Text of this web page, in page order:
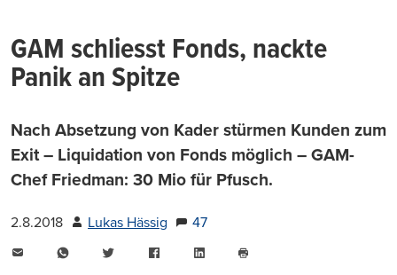
GAM schliesst Fonds, nackte
Panik an Spitze
Nach Absetzung von Kader stürmen Kunden zum
Exit – Liquidation von Fonds möglich – GAM-
Chef Friedman: 30 Mio für Pfusch.
2.8.2018 Lukas Hässig
47
WhatsAppTwitter FacebookLinkedIn